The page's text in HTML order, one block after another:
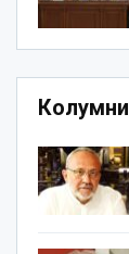
Колумни